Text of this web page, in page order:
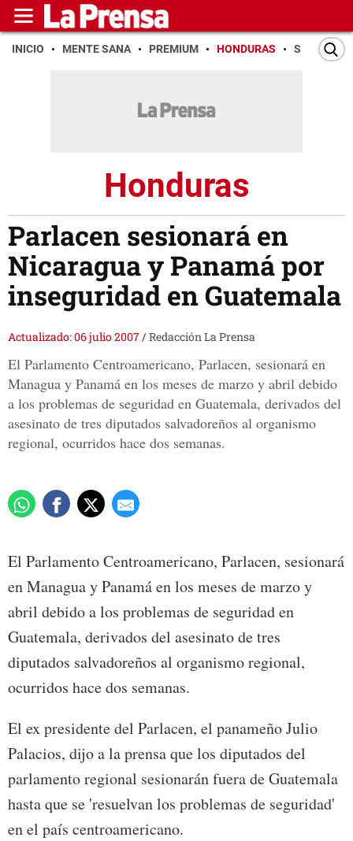
INICIO MENTE SANA PREMIUM HONDURAS SAN PEDRO
Honduras
Parlacen sesionará en
Nicaragua y Panamá por
inseguridad en Guatemala
Actualizado: 06 julio 2007/Redacción La Prensa
El Parlamento Centroamericano, Parlacen, sesionará en
Managua y Panamá en los meses de marzo y abril debido
a los problemas de seguridad en Guatemala, derivados del
asesinato de tres diputados salvadoreños al organismo
regional, ocurridos hace dos semanas.
El Parlamento Centroamericano, Parlacen, sesionará
en Managua y Panamá en los meses de marzo y
abril debido a los problemas de seguridad en
Guatemala, derivados del asesinato de tres
diputados salvadoreños al organismo regional,
ocurridos hace dos semanas.
El ex presidente del Parlacen, el panameño Julio
Palacios, dijo a la prensa que los diputados del
parlamento regional sesionarán fuera de Guatemala
hasta que se 'resuelvan los problemas de seguridad'
en el país centroamericano.